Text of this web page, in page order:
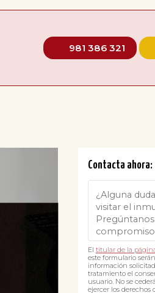
981 386 321
Contacta ahora:
El titular de la
este formulario
información
tratamiento el
usuario. No se
ejercer los derechos